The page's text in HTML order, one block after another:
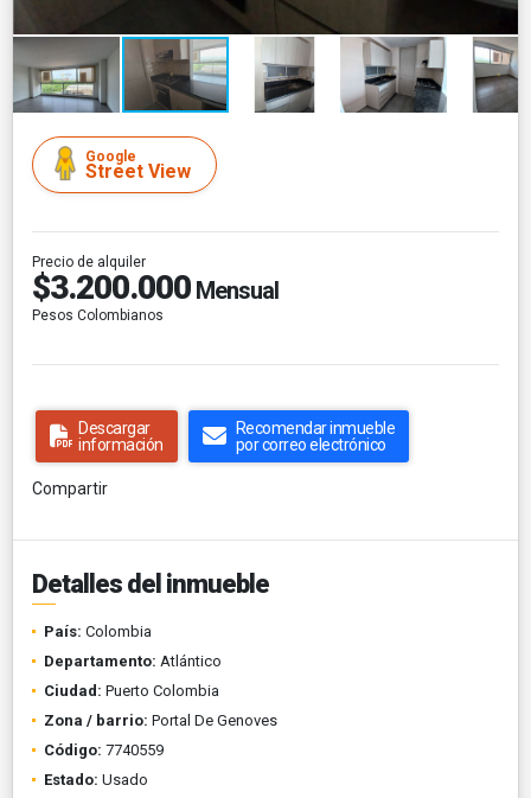
Google
Street View
Precio de alquiler
$3.200.000 Mensual
Pesos Colombianos
Descargar
información
Recomendar inmueble
por correo electrónico
Compartir
Detalles del inmueble
País: Colombia
Departamento: Atlántico
Ciudad: Puerto Colombia
Zona / barrio: Portal De Genoves
Código: 7740559
Estado: Usado